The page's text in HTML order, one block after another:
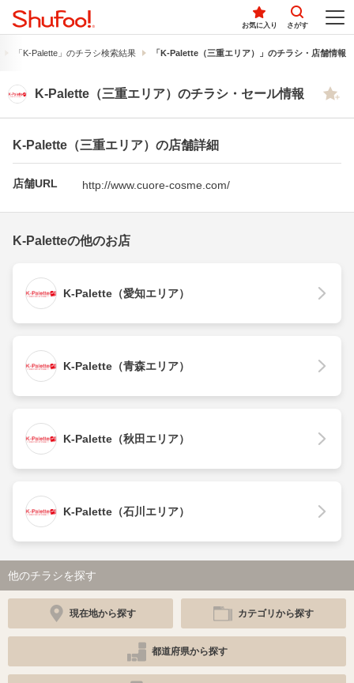
お気に入り さがす
「K-Palette」のチラシ検索結果 「K-Palette（三重エリア）」のチラシ・店舗情報
K-Palette（三重エリア）のチラシ・セール情報
K-Palette（三重エリア）の店舗詳細
店舗URL http://www.cuore-cosme.com/
K-Paletteの他のお店
K-Palette（愛知エリア）
K-Palette（青森エリア）
K-Palette（秋田エリア）
K-Palette（石川エリア）
他のチラシを探す
現在地から探す カテゴリから探す
都道府県から探す